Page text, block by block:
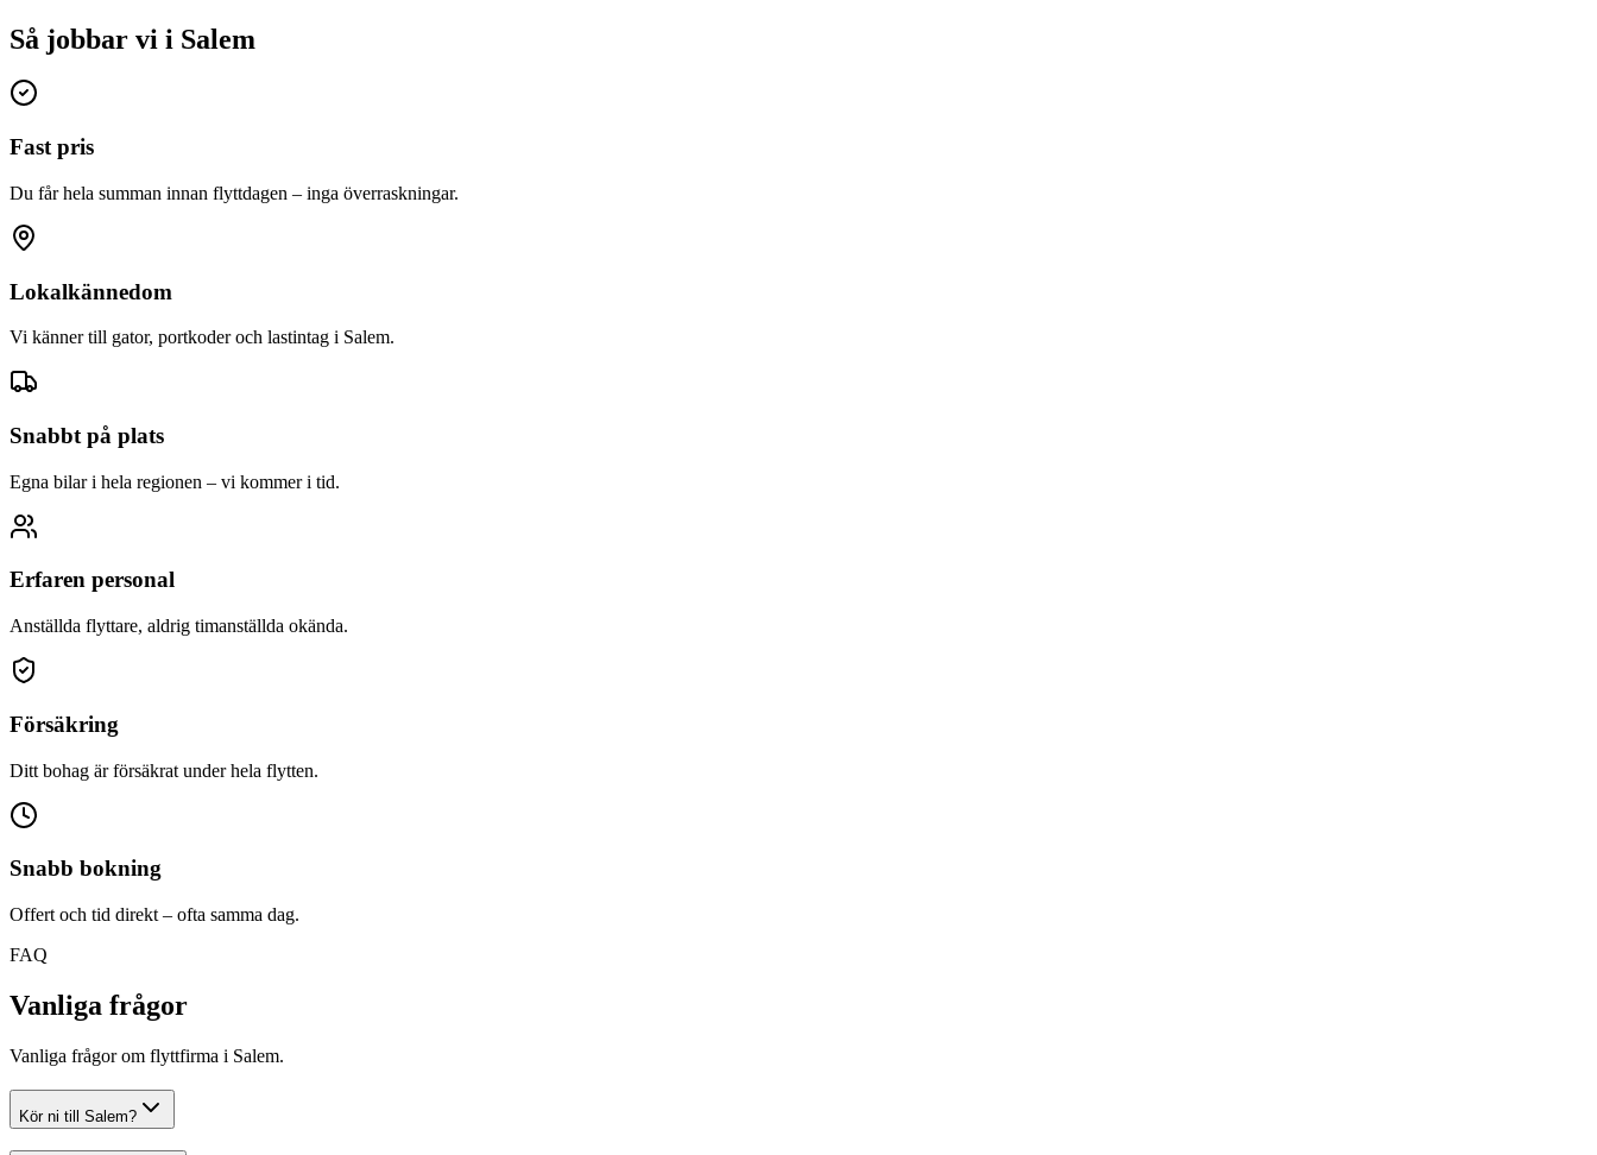
Så jobbar vi i Salem
Fast pris
Du får hela summan innan flyttdagen – inga överraskningar.
Lokalkännedom
Vi känner till gator, portkoder och lastintag i Salem.
Snabbt på plats
Egna bilar i hela regionen – vi kommer i tid.
Erfaren personal
Anställda flyttare, aldrig timanställda okända.
Försäkring
Ditt bohag är försäkrat under hela flytten.
Snabb bokning
Offert och tid direkt – ofta samma dag.
FAQ
Vanliga frågor
Vanliga frågor om flyttfirma i Salem.
Kör ni till Salem?